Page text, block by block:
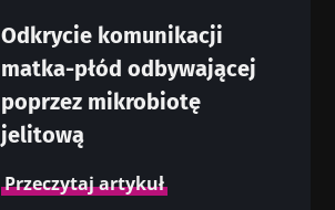
Odkrycie komunikacji
matka-płód odbywającej
poprzez mikrobiotę
jelitową
Przeczytaj artykuł